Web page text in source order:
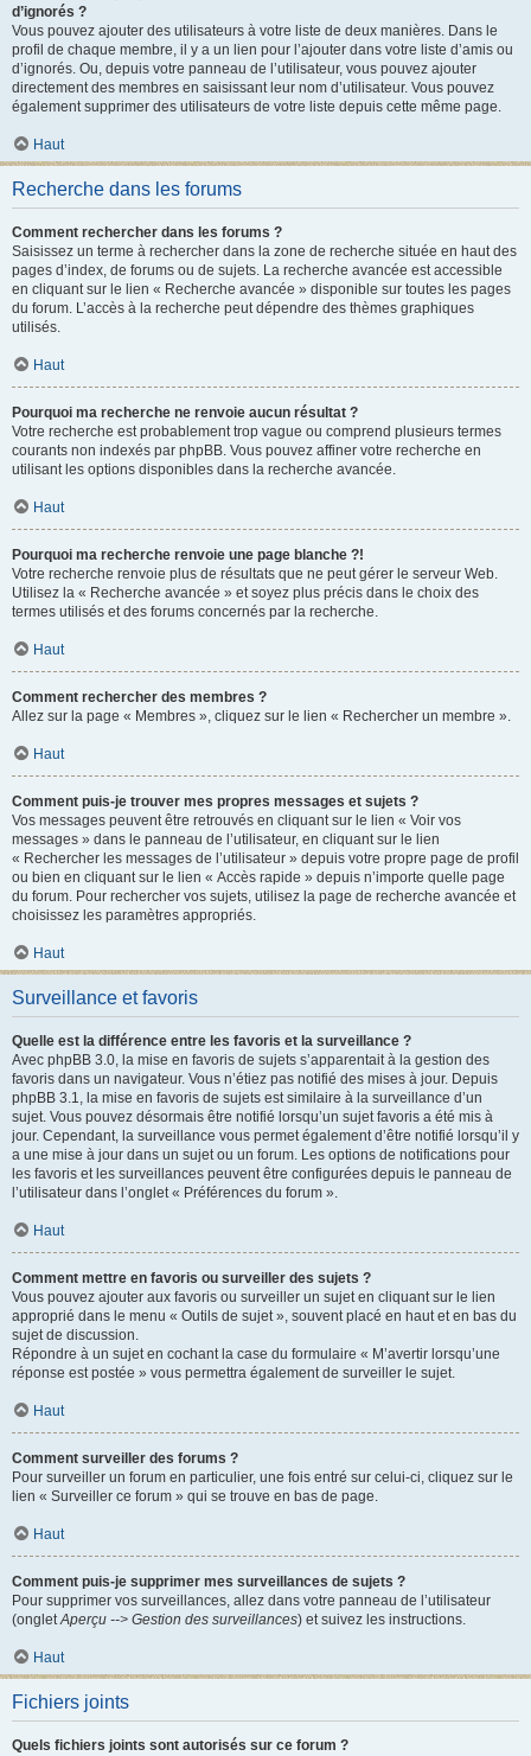
d’ignorés ?
Vous pouvez ajouter des utilisateurs à votre liste de deux manières. Dans le
profil de chaque membre, il y a un lien pour l’ajouter dans votre liste d’amis ou
d’ignorés. Ou, depuis votre panneau de l’utilisateur, vous pouvez ajouter
directement des membres en saisissant leur nom d’utilisateur. Vous pouvez
également supprimer des utilisateurs de votre liste depuis cette même page.
Haut
Recherche dans les forums
Comment rechercher dans les forums ?
Saisissez un terme à rechercher dans la zone de recherche située en haut des
pages d’index, de forums ou de sujets. La recherche avancée est accessible
en cliquant sur le lien « Recherche avancée » disponible sur toutes les pages
du forum. L’accès à la recherche peut dépendre des thèmes graphiques
utilisés.
Haut
Pourquoi ma recherche ne renvoie aucun résultat ?
Votre recherche est probablement trop vague ou comprend plusieurs termes
courants non indexés par phpBB. Vous pouvez affiner votre recherche en
utilisant les options disponibles dans la recherche avancée.
Haut
Pourquoi ma recherche renvoie une page blanche ?!
Votre recherche renvoie plus de résultats que ne peut gérer le serveur Web.
Utilisez la « Recherche avancée » et soyez plus précis dans le choix des
termes utilisés et des forums concernés par la recherche.
Haut
Comment rechercher des membres ?
Allez sur la page « Membres », cliquez sur le lien « Rechercher un membre ».
Haut
Comment puis-je trouver mes propres messages et sujets ?
Vos messages peuvent être retrouvés en cliquant sur le lien « Voir vos
messages » dans le panneau de l’utilisateur, en cliquant sur le lien
« Rechercher les messages de l’utilisateur » depuis votre propre page de profil
ou bien en cliquant sur le lien « Accès rapide » depuis n’importe quelle page
du forum. Pour rechercher vos sujets, utilisez la page de recherche avancée et
choisissez les paramètres appropriés.
Haut
Surveillance et favoris
Quelle est la différence entre les favoris et la surveillance ?
Avec phpBB 3.0, la mise en favoris de sujets s’apparentait à la gestion des
favoris dans un navigateur. Vous n’étiez pas notifié des mises à jour. Depuis
phpBB 3.1, la mise en favoris de sujets est similaire à la surveillance d’un
sujet. Vous pouvez désormais être notifié lorsqu’un sujet favoris a été mis à
jour. Cependant, la surveillance vous permet également d’être notifié lorsqu’il y
a une mise à jour dans un sujet ou un forum. Les options de notifications pour
les favoris et les surveillances peuvent être configurées depuis le panneau de
l’utilisateur dans l’onglet « Préférences du forum ».
Haut
Comment mettre en favoris ou surveiller des sujets ?
Vous pouvez ajouter aux favoris ou surveiller un sujet en cliquant sur le lien
approprié dans le menu « Outils de sujet », souvent placé en haut et en bas du
sujet de discussion.
Répondre à un sujet en cochant la case du formulaire « M’avertir lorsqu’une
réponse est postée » vous permettra également de surveiller le sujet.
Haut
Comment surveiller des forums ?
Pour surveiller un forum en particulier, une fois entré sur celui-ci, cliquez sur le
lien « Surveiller ce forum » qui se trouve en bas de page.
Haut
Comment puis-je supprimer mes surveillances de sujets ?
Pour supprimer vos surveillances, allez dans votre panneau de l’utilisateur
(onglet Aperçu --> Gestion des surveillances) et suivez les instructions.
Haut
Fichiers joints
Quels fichiers joints sont autorisés sur ce forum ?